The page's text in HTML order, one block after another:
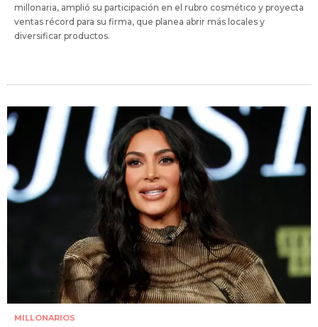
millonaria, amplió su participación en el rubro cosmético y proyecta
ventas récord para su firma, que planea abrir más locales y
diversificar productos.
MILLONARIOS